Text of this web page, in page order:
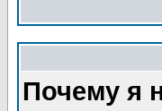
Почему я